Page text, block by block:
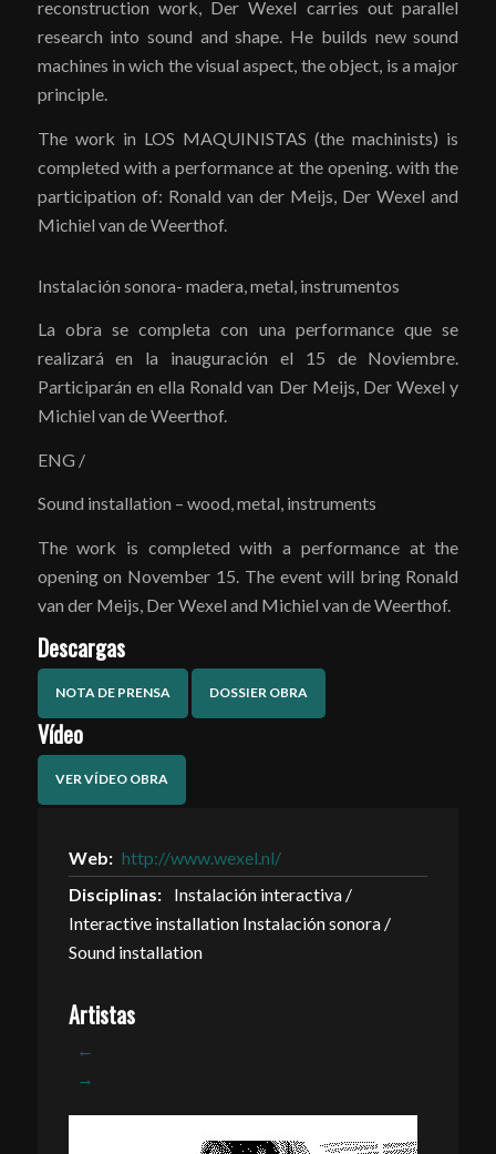
reconstruction work, Der Wexel carries out parallel
research into sound and shape. He builds new sound
machines in wich the visual aspect, the object, is a major
principle.
The work in LOS MAQUINISTAS (the machinists) is
completed with a performance at the opening. with the
participation of: Ronald van der Meijs, Der Wexel and
Michiel van de Weerthof.
Instalación sonora- madera, metal, instrumentos
La obra se completa con una performance que se
realizará en la inauguración el 15 de Noviembre.
Participarán en ella Ronald van Der Meijs, Der Wexel y
Michiel van de Weerthof.
ENG /
Sound installation – wood, metal, instruments
The work is completed with a performance at the
opening on November 15. The event will bring Ronald
van der Meijs, Der Wexel and Michiel van de Weerthof.
Descargas
NOTA DE PRENSA DOSSIER OBRA
Vídeo
VER VÍDEO OBRA
Web: http://www.wexel.nl/
Disciplinas:
Instalación interactiva /
Interactive installation Instalación sonora /
Sound installation
Artistas
←
→